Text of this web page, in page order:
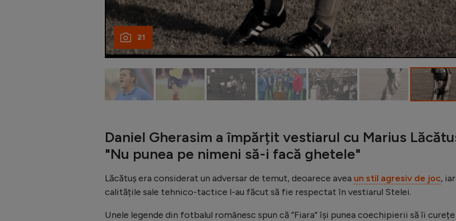
21
Daniel Gherasim a împărțit vestiarul cu Marius
"Nu punea pe nimeni să-i facă ghetele"
Lăcătuș era considerat un adversar de temut, deoarece avea un stil agresiv de joc, iar
calitățile sale tehnico-tactice l-au făcut să fie respectat în vestiarul Stelei.
Unele legende din fotbalul românesc spun că ”Fiara” își punea coechipierii să îi curețe